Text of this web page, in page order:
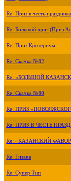
Re: Приз в честь
Re: Большой приз (Приз
Re: Приз Критериум
Re: Скачка №82
Re: «БОЛЬШОЙ
Re: Скачка №80
Re: ПРИЗ
Re: ПРИЗ В ЧЕСТЬ
Re: «КАЗАНСКИЙ
Re: Гизана
Re: Супер Тип